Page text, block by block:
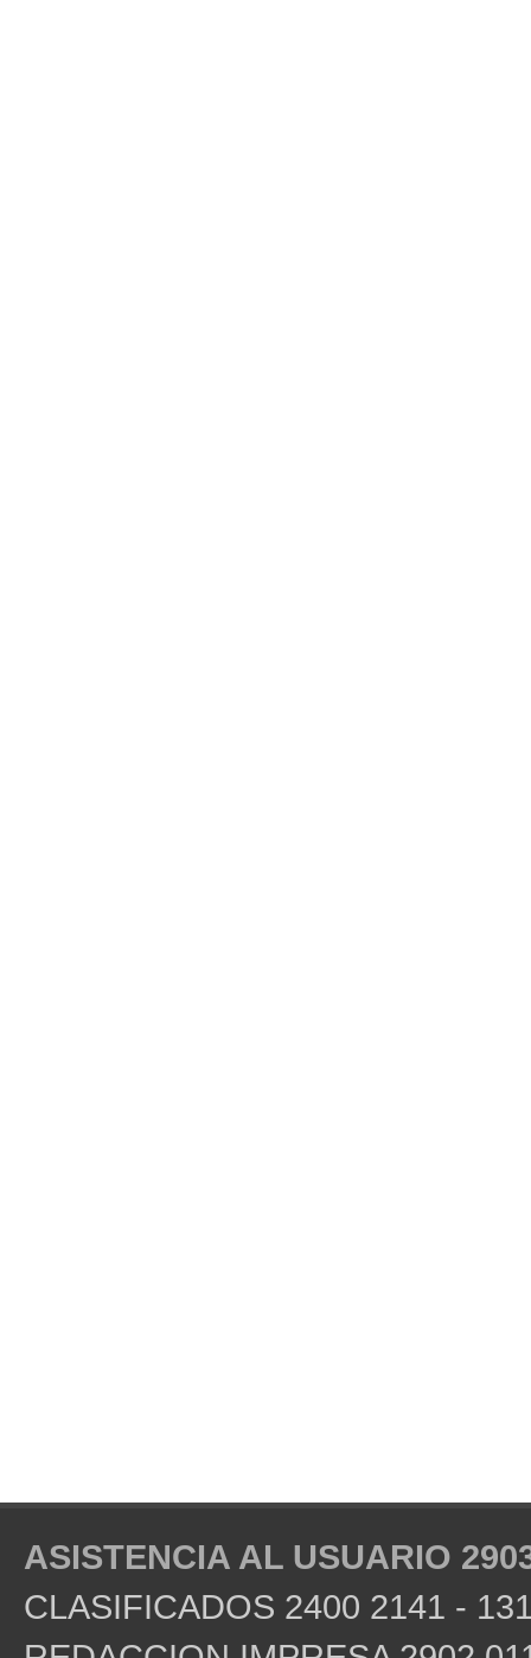
ASISTENCIA AL USUARIO
CLASIFICADOS 2400 2141 -